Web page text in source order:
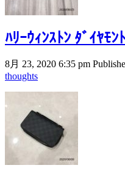
ﾊﾘｰｳｨﾝｽﾄﾝ ﾀﾞｲﾔﾓﾝ
8月 23, 2020 6:35 pm
thoughts